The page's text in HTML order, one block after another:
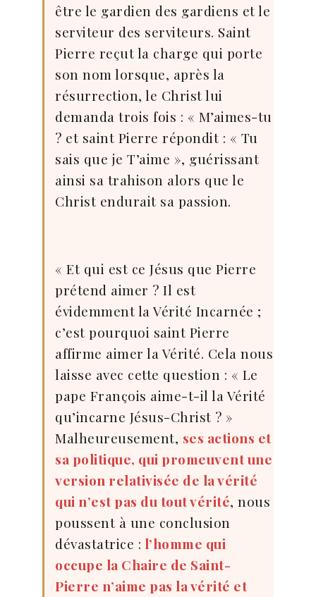
être le gardien des gardiens et le
serviteur des serviteurs. Saint
Pierre reçut la charge qui porte
son nom lorsque, après la
résurrection, le Christ lui
demanda trois fois : « M’aimes-tu
? et saint Pierre répondit : « Tu
sais que je T’aime », guérissant
ainsi sa trahison alors que le
Christ endurait sa passion.
« Et qui est ce Jésus que Pierre
prétend aimer ? Il est
évidemment la Vérité Incarnée ;
c’est pourquoi saint Pierre
affirme aimer la Vérité. Cela nous
laisse avec cette question : « Le
pape François aime-t-il la Vérité
qu’incarne Jésus-Christ ? »
Malheureusement, ses actions et
sa politique, qui promeuvent une
version relativisée de la vérité
qui n’est pas du tout vérité, nous
poussent à une conclusion
dévastatrice : l’homme qui
occupe la Chaire de Saint-
Pierre n’aime pas la vérité et